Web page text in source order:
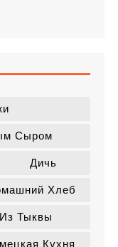
Сыром
Дичь
Хлеб
Из Тыквы
Кухня